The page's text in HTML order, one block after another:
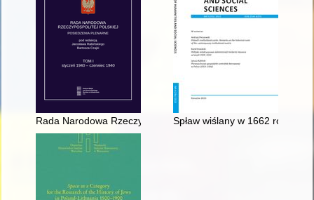
Rada Narodowa Rzeczypospolitej Polskiej : posiedzenia
Spław wiślany w 1662 roku :